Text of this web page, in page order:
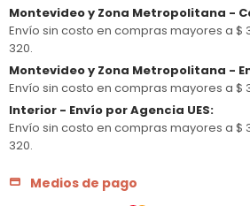
Montevideo y Zona Metropolitana -
Envío sin costo en compras mayores a $
320.
Montevideo y Zona Metropolitana -
Envío sin costo en compras mayores a $
Interior - Envío por Agencia UES:
Envío sin costo en compras mayores a $
320.
Medios de pago